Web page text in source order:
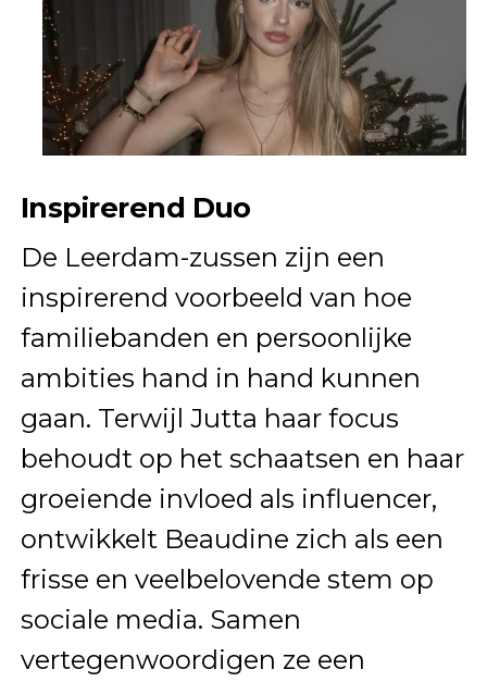
Inspirerend Duo
De Leerdam-zussen zijn een
inspirerend voorbeeld van hoe
familiebanden en persoonlijke
ambities hand in hand kunnen
gaan. Terwijl Jutta haar focus
behoudt op het schaatsen en haar
groeiende invloed als influencer,
ontwikkelt Beaudine zich als een
frisse en veelbelovende stem op
sociale media. Samen
vertegenwoordigen ze een